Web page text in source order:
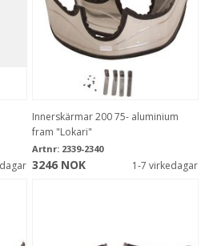
Innerskärmar 200 75- aluminium
fram "Lokari"
Artnr: 2339-2340
3246 NOK 1-7 virkedagar